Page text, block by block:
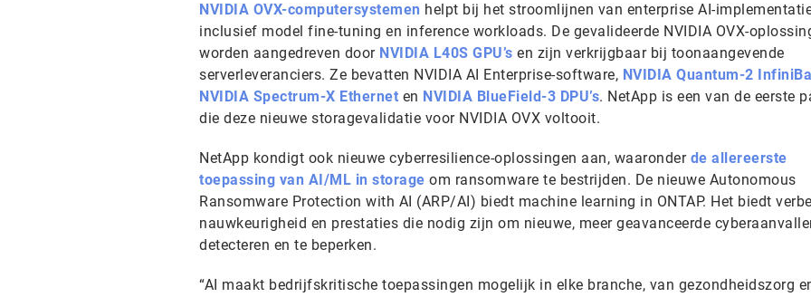
NVIDIA OVX-computersystemen helpt bij het stroomlijnen van enterprise AI-
inclusief model fine-tuning en inference workloads. De gevalideerde NVIDIA OVX-
worden aangedreven door NVIDIA L40S GPU’s en zijn verkrijgbaar bij toonaangevende
serverleveranciers. Ze bevatten NVIDIA AI Enterprise-software, NVIDIA Quantum-2
NVIDIA Spectrum-X Ethernet en NVIDIA BlueField-3 DPU’s. NetApp is een van de eerste
die deze nieuwe storagevalidatie voor NVIDIA OVX voltooit.
NetApp kondigt ook nieuwe cyberresilience-oplossingen aan, waaronder de allereerste
toepassing van AI/ML in storage om ransomware te bestrijden. De nieuwe Autonomous
Ransomware Protection with AI (ARP/AI) biedt machine learning in ONTAP. Het biedt
nauwkeurigheid en prestaties die nodig zijn om nieuwe, meer geavanceerde
detecteren en te beperken.
“AI maakt bedrijfskritische toepassingen mogelijk in elke branche, van gezondheidszorg